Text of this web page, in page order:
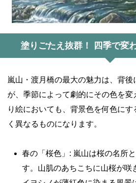
塗りごたえ抜群！ 四季で変
嵐山・渡月橋の最大の魅力は、背
が、季節によって劇的にその色を
り絵においても、背景色を何色に
く異なるものになります。
春の「桜色」: 嵐山は桜の名所
す。山肌のあちこちに山桜が咲